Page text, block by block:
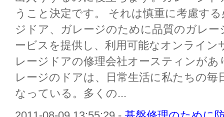
うこと決定です。 それは慎重に考慮す
ジドア、ガレージのために品質のガレ
ービスを提供し、利用可能なオンライ
レージドアの修理会社オースティンが
レージのドアは、日常生活に私たちの
なっている。多くの...